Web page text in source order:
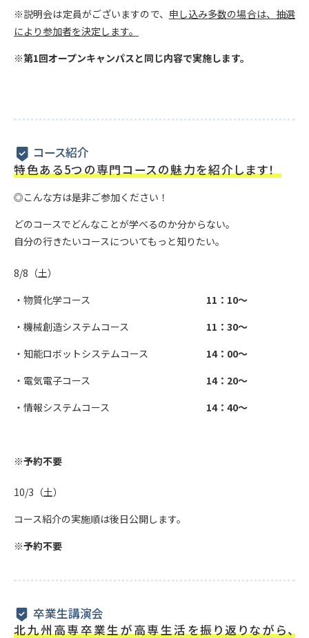
※説明会は定員がございますので、 申し込み多数の場合は、抽選
により参加者を決定します。
※第1回オープンキャンパスと同じ内容で実施します。
コース紹介
特色ある5つの専門コースの魅力を紹介します！
◎こんな方は是非ご参加ください！
どのコースでどんなことが学べるのか分からない。
自分の行きたいコースについてもっと知りたい。
8/8（土）
・物質化学コース 11：10～
・機械創造システムコース 11：30～
・知能ロボットシステムコース 14：00～
・電気電子コース 14：20～
・情報システムコース
14：40～
※予約不要
10/3（土）
コース紹介の実施順は後日公開します。
※予約不要
卒業生講演会
北九州高専卒業生が高専生活を振り返りながら、